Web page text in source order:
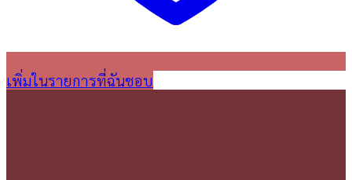
เพิ่มในรายการที่ฉันชอบ